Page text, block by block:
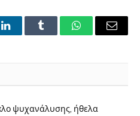
LinkedInTumblr WhatsAppEmail